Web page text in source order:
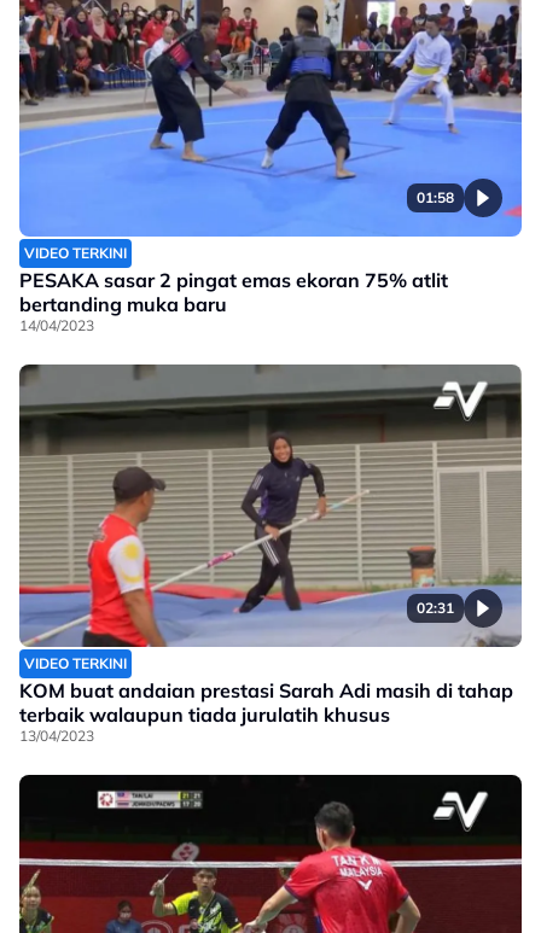
01:58
VIDEO TERKINI
PESAKA sasar 2 pingat emas ekoran 75% atlit
bertanding muka baru
14/04/2023
02:31
VIDEO TERKINI
KOM buat andaian prestasi Sarah Adi masih di tahap
terbaik walaupun tiada jurulatih khusus
13/04/2023